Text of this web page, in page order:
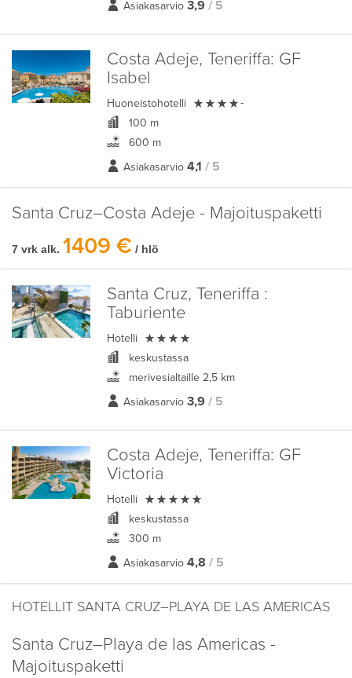
Asiakasarvio 3,9 / 5
Costa Adeje, Teneriffa: GF
Isabel
Huoneistohotelli  -
100 m
600 m
Asiakasarvio 4,1 / 5
Santa Cruz–Costa Adeje - Majoituspaketti
7 vrk alk. 1409 € / hlö
Santa Cruz, Teneriffa :
Taburiente
Hotelli 
keskustassa
merivesialtaille 2,5 km
Asiakasarvio 3,9 / 5
Costa Adeje, Teneriffa: GF
Victoria
Hotelli 
keskustassa
300 m
Asiakasarvio 4,8 / 5
HOTELLIT SANTA CRUZ–PLAYA DE LAS AMERICAS
Santa Cruz–Playa de las Americas -
Majoituspaketti